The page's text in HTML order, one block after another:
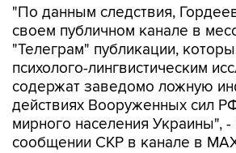
"По данным следствия,
своем публичном канале в
"Телеграм" публикации,
психолого-лингвистическим
содержат заведомо ложную
действиях Вооруженных сил
мирного населения Украины", -
сообщении СКР в канале в